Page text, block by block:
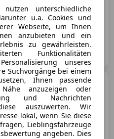
Benzin
70 kW (95 PS)
Ford FocusTraveller Easy 1,0
EcoBoost | 09/2026 INKL.ÜBER...
unterschiedliche
u.a. Cookies und
Webseite, um Ihnen
anzubieten und ein
zu gewährleisten.
Funktionalitäten
unseres
Suchvorgänge bei einem
Ihnen passende
anzuzeigen oder
und Nachrichten
auszuwerten. Wir
lokal, wenn Sie diese
Lieblingsfahrzeuge
angeben. Dies